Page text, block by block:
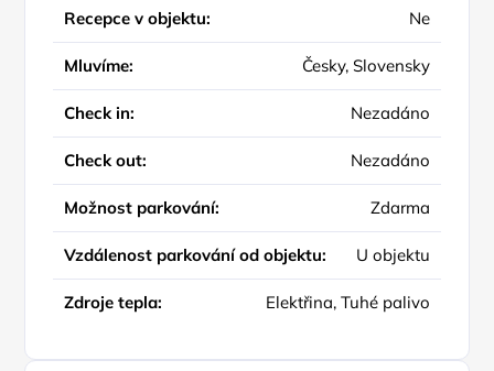
Recepce v objektu: Ne
Mluvíme: Česky, Slovensky
Check in: Nezadáno
Check out: Nezadáno
Možnost parkování: Zdarma
Vzdálenost parkování od objektu: U objektu
Zdroje tepla: Elektřina, Tuhé palivo